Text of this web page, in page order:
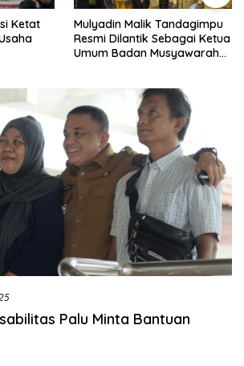
Ketat
Mulyadin Malik Tandagimpu
Resmi Dilantik Sebagai Ketua
Umum Badan Musyawarah
Palu Minta Bantuan